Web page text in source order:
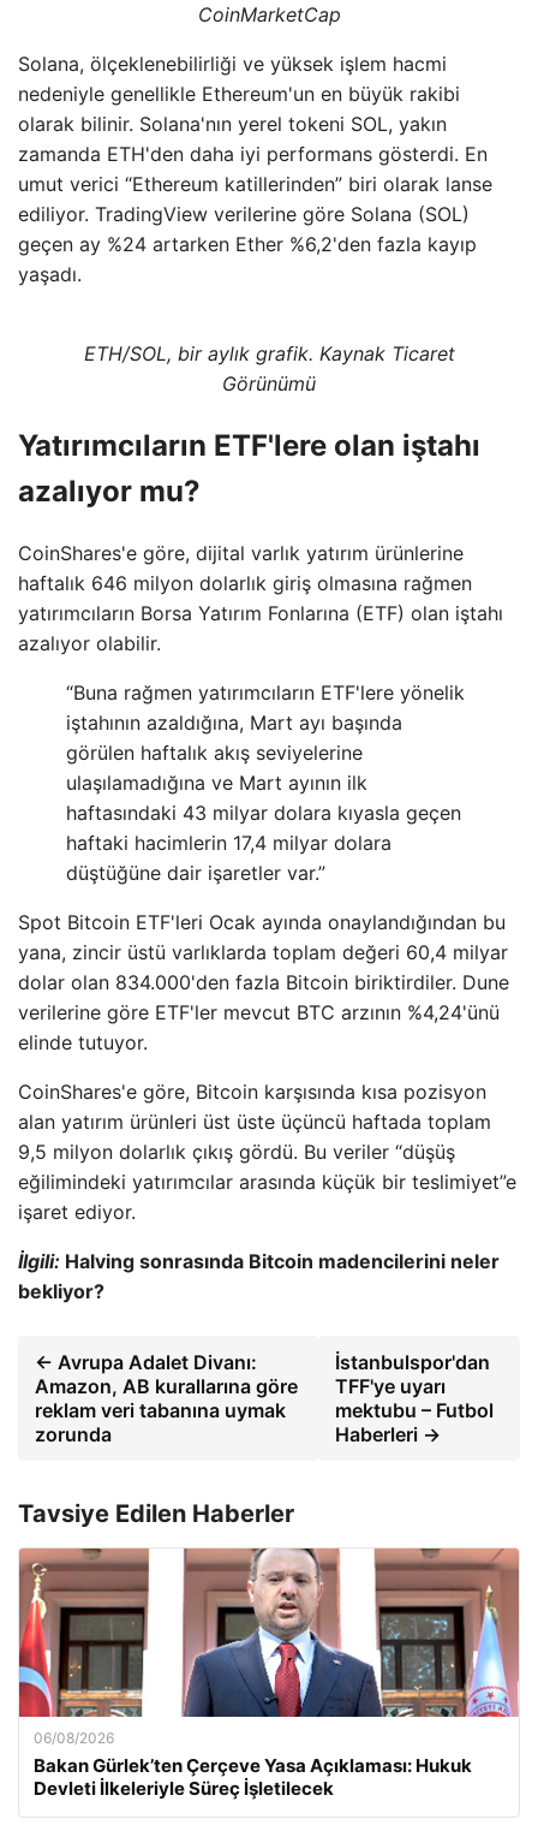
CoinMarketCap
Solana, ölçeklenebilirliği ve yüksek işlem hacmi
nedeniyle genellikle Ethereum'un en büyük rakibi
olarak bilinir. Solana'nın yerel tokeni SOL, yakın
zamanda ETH'den daha iyi performans gösterdi. En
umut verici “Ethereum katillerinden” biri olarak lanse
ediliyor. TradingView verilerine göre Solana (SOL)
geçen ay %24 artarken Ether %6,2'den fazla kayıp
yaşadı.
ETH/SOL, bir aylık grafik. Kaynak Ticaret
Görünümü
Yatırımcıların ETF'lere olan iştahı
azalıyor mu?
CoinShares'e göre, dijital varlık yatırım ürünlerine
haftalık 646 milyon dolarlık giriş olmasına rağmen
yatırımcıların Borsa Yatırım Fonlarına (ETF) olan iştahı
azalıyor olabilir.
“Buna rağmen yatırımcıların ETF'lere yönelik
iştahının azaldığına, Mart ayı başında
görülen haftalık akış seviyelerine
ulaşılamadığına ve Mart ayının ilk
haftasındaki 43 milyar dolara kıyasla geçen
haftaki hacimlerin 17,4 milyar dolara
düştüğüne dair işaretler var.”
Spot Bitcoin ETF'leri Ocak ayında onaylandığından bu
yana, zincir üstü varlıklarda toplam değeri 60,4 milyar
dolar olan 834.000'den fazla Bitcoin biriktirdiler. Dune
verilerine göre ETF'ler mevcut BTC arzının %4,24'ünü
elinde tutuyor.
CoinShares'e göre, Bitcoin karşısında kısa pozisyon
alan yatırım ürünleri üst üste üçüncü haftada toplam
9,5 milyon dolarlık çıkış gördü. Bu veriler “düşüş
eğilimindeki yatırımcılar arasında küçük bir teslimiyet”e
işaret ediyor.
İlgili: Halving sonrasında Bitcoin madencilerini neler
bekliyor?
← Avrupa Adalet Divanı:
Amazon, AB kurallarına göre
reklam veri tabanına uymak
zorunda
İstanbulspor'dan
TFF'ye uyarı
mektubu – Futbol
Haberleri →
Tavsiye Edilen Haberler
06/08/2026
Bakan Gürlek’ten Çerçeve Yasa Açıklaması: Hukuk
Devleti İlkeleriyle Süreç İşletilecek